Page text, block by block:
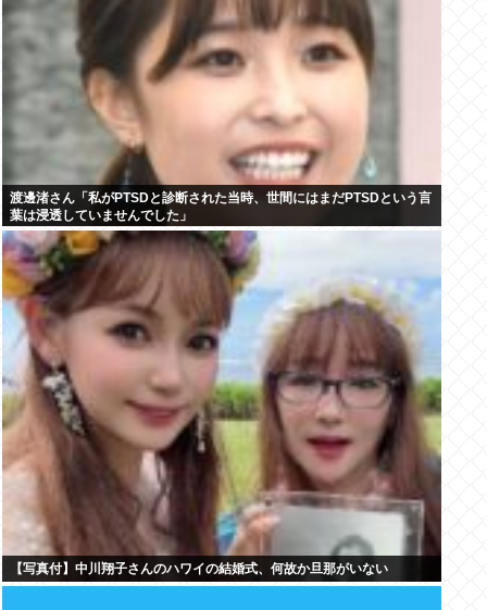
渡邊渚さん「私がPTSDと診断された当時、世間にはまだPTSDという言
葉は浸透していませんでした」
【写真付】中川翔子さんのハワイの結婚式、何故か旦那がいない